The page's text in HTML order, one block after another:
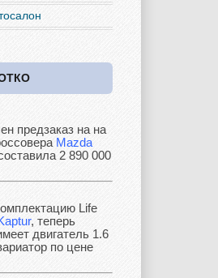
Ford
Honda
JAC
предзаказ на на
Mazda
2 890 000
Life
, теперь
двигатель 1.6
по цене